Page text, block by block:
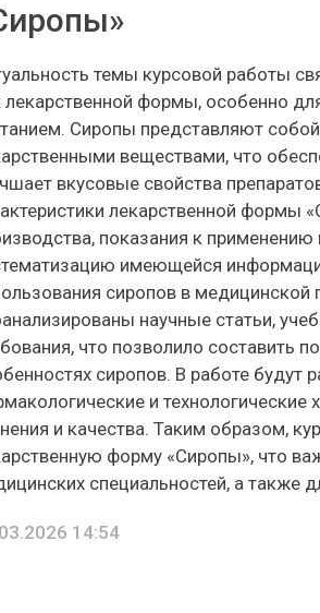
темы курсовой работы
лекарственной формы, особенно
Сиропы представляют
веществами, что
вкусовые свойства
лекарственной формы
показания к
имеющейся
сиропов в медицинской
научные статьи,
что позволило составить
сиропов. В работе
и технологические
и качества. Таким образом,
форму «Сиропы», что
специальностей, а также
14:54